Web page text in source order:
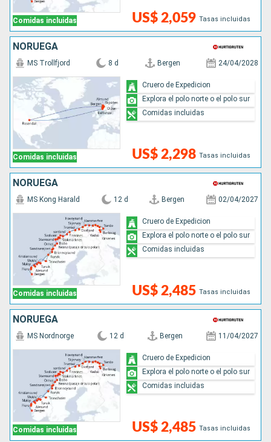
Comidas incluidas US$ 2,059 Tasas incluidas
NORUEGA
Comidas incluidas
MS Trollfjord 8 d Bergen 24/04/2028
US$ 2,298 Tasas incluidas
Cruero de Expedicion
Explora el polo norte o el polo sur
Comidas incluidas
NORUEGA
Comidas incluidas
MS Kong Harald 12 d Bergen 02/04/2027
US$ 2,485 Tasas incluidas
Cruero de Expedicion
Explora el polo norte o el polo sur
Comidas incluidas
NORUEGA
Comidas incluidas
MS Nordnorge 12 d Bergen 11/04/2027
US$ 2,485 Tasas incluidas
Cruero de Expedicion
Explora el polo norte o el polo sur
Comidas incluidas